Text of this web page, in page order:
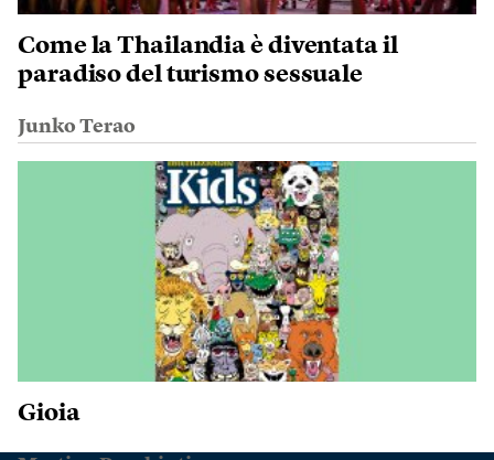
Come la Thailandia è diventata il
paradiso del turismo sessuale
Junko Terao
Gioia